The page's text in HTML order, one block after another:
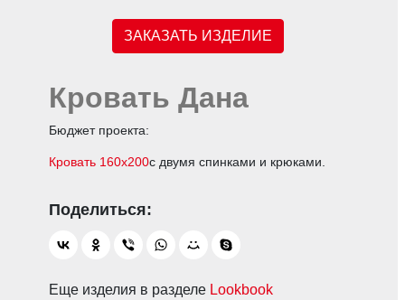
ЗАКАЗАТЬ ИЗДЕЛИЕ
Кровать Дана
Бюджет проекта:
Кровать 160х200с двумя спинками и крюками.
Еще изделия в разделе Lookbook